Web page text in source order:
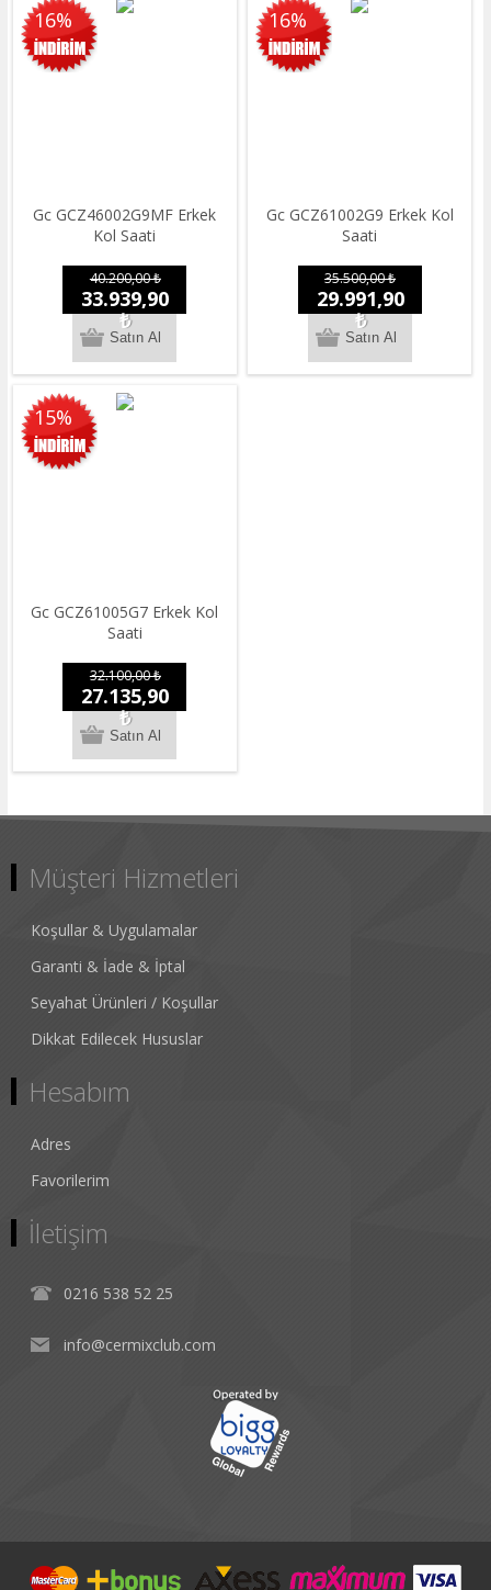
16%
Gc GCZ46002G9MF Erkek
Kol Saati
40.200,00 ₺
33.939,90
₺
16%
Gc GCZ61002G9 Erkek Kol
Saati
35.500,00 ₺
29.991,90
₺
15%
Gc GCZ61005G7 Erkek Kol
Saati
32.100,00 ₺
27.135,90
₺
Müşteri Hizmetleri
Koşullar & Uygulamalar
Garanti & İade & İptal
Seyahat Ürünleri / Koşullar
Dikkat Edilecek Hususlar
Hesabım
Adres
Favorilerim
İletişim
0216 538 52 25
info@cermixclub.com